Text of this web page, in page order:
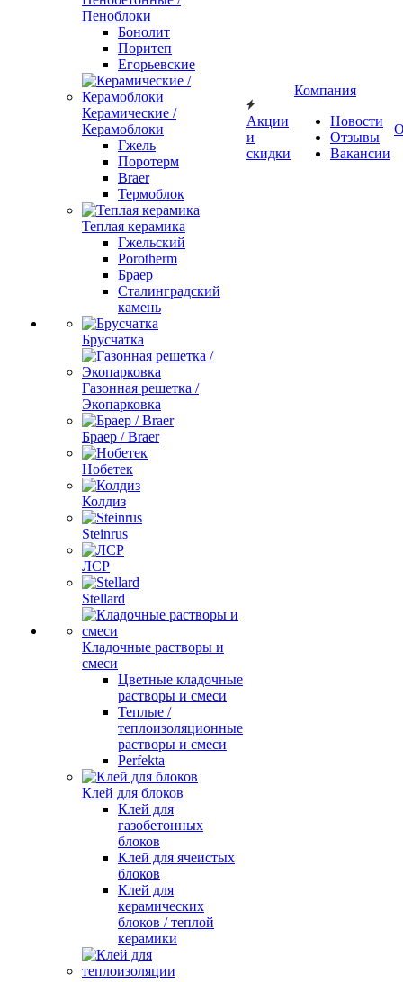
Пеноблоки
Бонолит
Поритеп
Егорьевские
Керамические /
Керамоблоки
Гжель
Поротерм
Braer
Термоблок
Теплая керамика
Гжельский
Porotherm
Браер
Сталинградский
камень
Брусчатка
Газонная решетка /
Экопарковка
Браер / Braer
Нобетек
Колдиз
Steinrus
ЛСР
Stellard
Кладочные растворы и
смеси
Цветные кладочные
растворы и смеси
Теплые /
теплоизоляционные
растворы и смеси
Perfekta
Клей для блоков
Клей для
газобетонных
блоков
Клей для ячеистых
блоков
Клей для
керамических
блоков / теплой
керамики
Акции
и
скидки
Компания
Новости
Отзывы
Вакансии